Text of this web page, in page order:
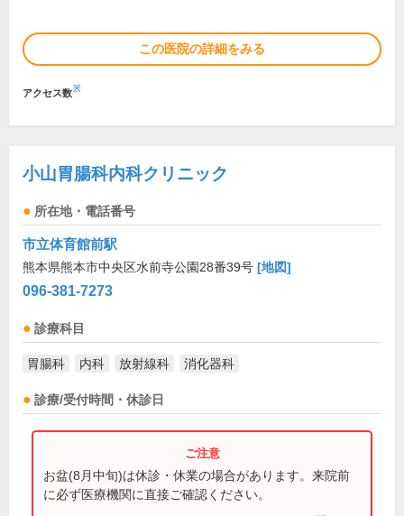
この医院の詳細をみる
アクセス数※
小山胃腸科内科クリニック
所在地・電話番号
市立体育館前駅
熊本県熊本市中央区水前寺公園28番39号 [地図]
096-381-7273
診療科目
胃腸科 内科 放射線科 消化器科
診療/受付時間・休診日
お盆(8月中旬)は休診・休業の場合があります。来院前
に必ず医療機関に直接ご確認ください。